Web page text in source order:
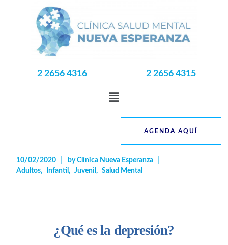
2 2656 4316 2 2656 4315
AGENDA AQUÍ
10/02/2020 byClínica Nueva Esperanza
Adultos
Infantil Juvenil Salud Mental
¿Qué es la depresión?